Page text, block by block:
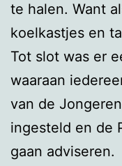
te halen. Want
koelkastjes en
Tot slot was er
waaraan
van de
ingesteld en de
gaan adviseren.